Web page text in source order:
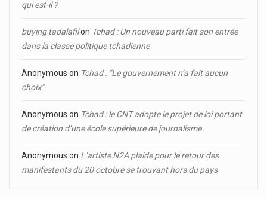
qui est-il ?
buying tadalafilon Tchad : Un nouveau parti fait son entrée
dans la classe politique tchadienne
Anonymous on Tchad : ‘’Le gouvernement n’a fait aucun
choix’’
Anonymous on Tchad : le CNT adopte le projet de loi portant
de création d’une école supérieure de journalisme
Anonymous on L’artiste N2A plaide pour le retour des
manifestants du 20 octobre se trouvant hors du pays